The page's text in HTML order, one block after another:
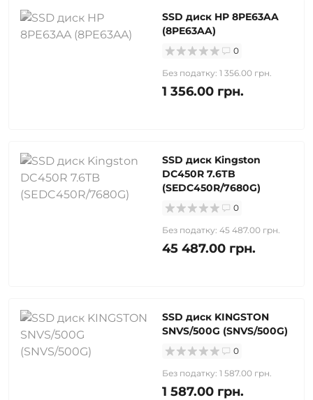
SSD диск HP 8PE63AA
(8PE63AA)
0
Без податку: 1 356.00 грн.
1 356.00 грн.
SSD диск Kingston
DC450R 7.6TB
(SEDC450R/7680G)
0
Без податку: 45 487.00 грн.
45 487.00 грн.
SSD диск KINGSTON
SNVS/500G (SNVS/500G)
0
Без податку: 1 587.00 грн.
1 587.00 грн.